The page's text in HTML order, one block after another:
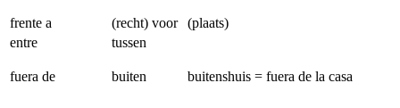
frente a (recht) voor
(plaats)
entre
tussen
fuera de buiten buitenshuis = fuera de la casa